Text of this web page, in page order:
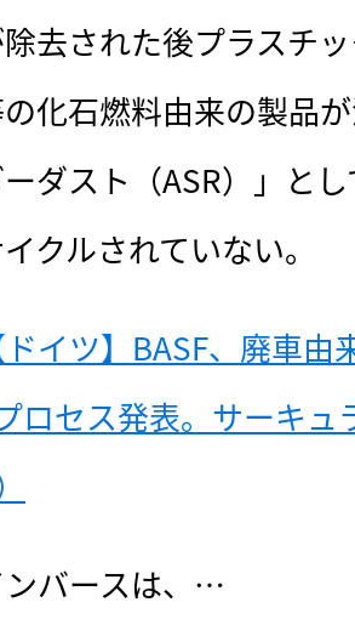
去された後プラスチ
化石燃料由来の製品
ダスト（ASR）」と
クルされていない。
ドイツ】BASF、廃車
ロセス発表。サーキュ
バースは、…